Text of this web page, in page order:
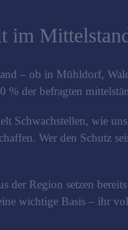
im
– ob in Mühldorf,
% der befragten
Schwachstellen, wie
Wer den Schutz
der Region setzen
wichtige Basis – ihr